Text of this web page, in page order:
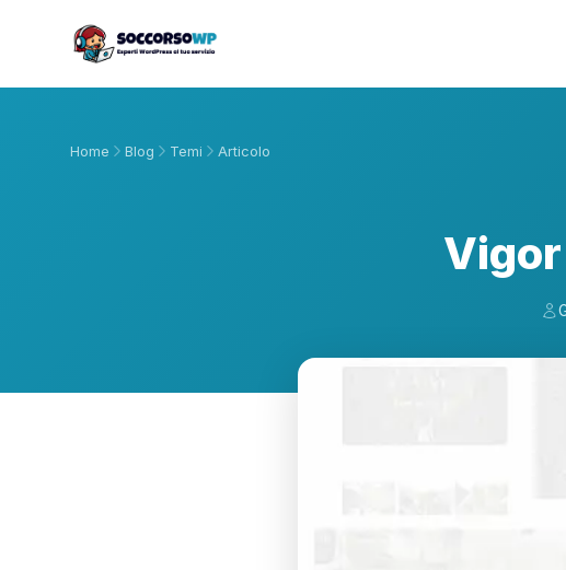
Home Blog Temi Articolo